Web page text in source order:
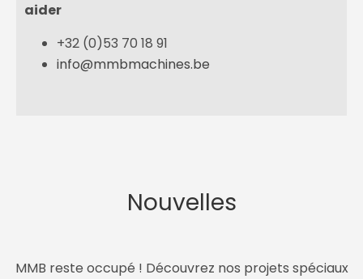
aider
+32 (0)53 70 18 91
info@mmbmachines.be
Nouvelles
MMB reste occupé ! Découvrez nos projets spéciaux